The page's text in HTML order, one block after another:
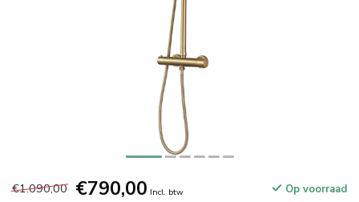
€1.090,00 €790,00 Incl. btw Op voorraad